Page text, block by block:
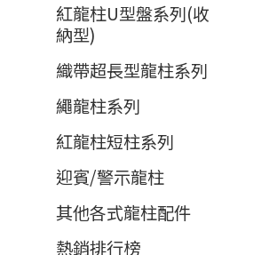
紅龍柱U型盤系列(收
納型)
織帶超長型龍柱系列
繩龍柱系列
紅龍柱短柱系列
迎賓/警示龍柱
其他各式龍柱配件
熱銷排行榜